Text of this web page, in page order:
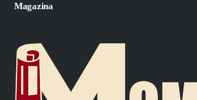
Magazina